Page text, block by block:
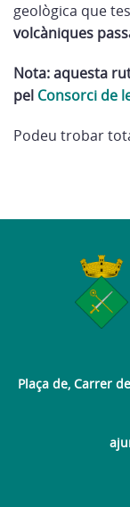
geològica que
volcàniques
Nota: aquesta
pel Consorci de
Podeu trobar
Plaça de, Carrer